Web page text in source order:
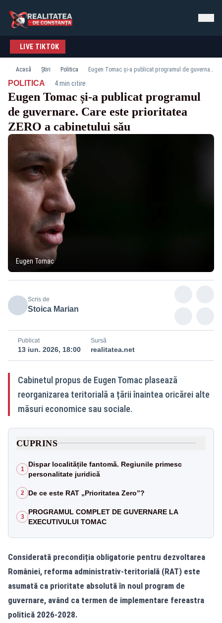
LIVE TIKTOK
Acasă Știri Politica Eugen Tomac și-a publicat programul de guvernare. Care este prioritatea ZERO a cabinetului său
POLITICA· 4 min citire
Eugen Tomac și-a publicat programul
de guvernare. Care este prioritatea
ZERO a cabinetului său
Eugen Tomac
Scris de
Stoica Marian
Publicat
13 iun. 2026, 18:00
Sursă
realitatea.net
Cabinetul propus de Eugen Tomac plasează
reorganizarea teritorială a țării înaintea oricărei alte
măsuri economice sau sociale.
CUPRINS
1
Dispar localitățile fantomă. Regiunile primesc
personalitate juridică
2 De ce este RAT „Prioritatea Zero”?
3
PROGRAMUL COMPLET DE GUVERNARE LA
EXECUTIVULUI TOMAC
Considerată precondiția obligatorie pentru dezvoltarea
României, reforma administrativ-teritorială (RAT) este
asumată ca prioritate absolută în noul program de
guvernare, având ca termen de implementare fereastra
politică 2026-2028.